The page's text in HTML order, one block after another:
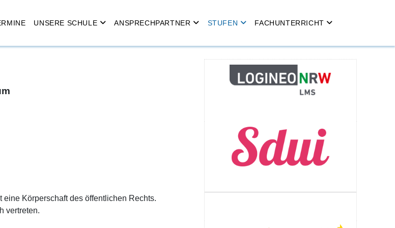
UNSERE SCHULE ANSPRECHPARTNER STUFEN FACHUNTERRICHT
Körperschaft des öffentlichen Rechts.
vertreten.